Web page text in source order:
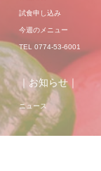
試食申し込み
今週のメニュー
TEL 0774-53-6001
｜お知らせ｜
ニュース